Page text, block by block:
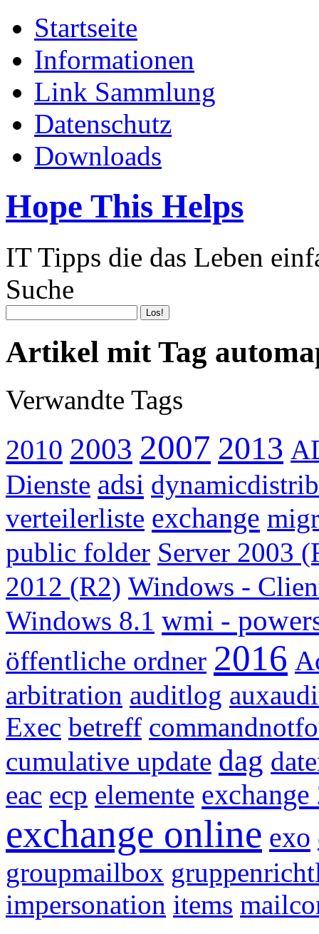
Startseite
Informationen
Link Sammlung
Datenschutz
Downloads
Hope This Helps
IT Tipps die das Leben
Suche
Artikel mit Tag
Verwandte Tags
2010 2003 2007 2013
Dienste adsi
verteilerliste exchange
public folder Server 2003
2012 (R2) Windows -
Windows 8.1 wmi -
öffentliche ordner 2016
arbitration auditlog
Exec betreff
cumulative update dag
eac ecp elemente exchange
exchange online exo
groupmailbox
impersonation items